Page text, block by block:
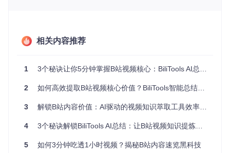
全交互，将视频的aid和cid参数传递至智能分析引擎，经过多
BiliTools视频分析界面，展示了番剧视频的AI解析结果与下载
精准提取：AI能够识别视频中的关键概念、核心观点和重要案
相关内容推荐
1 3个秘诀让你5分钟掌握B站视频核心：BiliTools AI总结终极指南
2 如何高效提取B站视频核心价值？BiliTools智能总结功能全解析
3 解锁B站内容价值：AI驱动的视频知识萃取工具效率跃迁指南
4 3个秘诀解锁BiliTools AI总结：让B站视频知识提炼与内容结构化更高效
5 如何3分钟吃透1小时视频？揭秘B站内容速览黑科技